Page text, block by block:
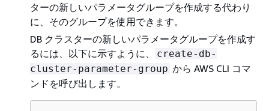
ターの新しいパラメータグループを作成する代わり
に、そのグループを使用できます。
DB クラスターの新しいパラメータグループを作成す
るには、以下に示すように、
create-db-
cluster-parameter-group から AWS CLI コマ
ンドを呼び出します。